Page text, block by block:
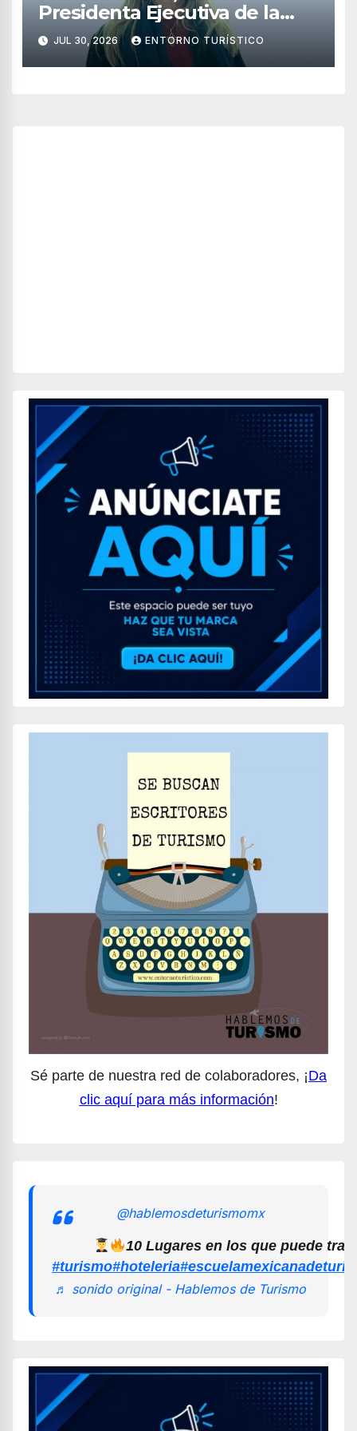
Presidenta Ejecutiva de la
Asociación de Hoteles Costa
Mujeres
JUL 30, 2026 ENTORNO TURÍSTICO
Sé parte de nuestra red de colaboradores, ¡Da
clic aquí para más información!
@hablemosdeturismomx
10 Lugares en los que puede
#turismo#hoteleria
♬ sonido original - Hablemos de Turismo